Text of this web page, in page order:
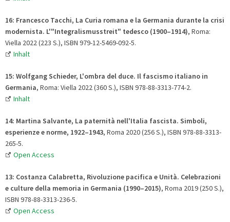
16: Francesco Tacchi, La Curia romana e la Germania durante la crisi
modernista. L'"Integralismusstreit" tedesco (1900–1914), Roma:
Viella 2022 (223 S.), ISBN 979-12-5469-092-5.
Inhalt
15: Wolfgang Schieder, L'ombra del duce. Il fascismo italiano in
Germania, Roma: Viella 2022 (360 S.), ISBN 978-88-3313-774-2.
Inhalt
14: Martina Salvante, La paternità nell'Italia fascista. Simboli,
esperienze e norme, 1922–1943, Roma 2020 (256 S.), ISBN 978-88-3313-
265-5.
Open Access
13: Costanza Calabretta, Rivoluzione pacifica e Unità. Celebrazioni
e culture della memoria in Germania (1990–2015), Roma 2019 (250 S.),
ISBN 978-88-3313-236-5.
Open Access